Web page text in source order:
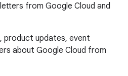
from Google Cloud and
product updates, event
about Google Cloud from